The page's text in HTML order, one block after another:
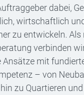
dabei,
wirtschaftlich
zu entwickeln.
verbinden
Ansätze mit
– von
zu Quartieren und